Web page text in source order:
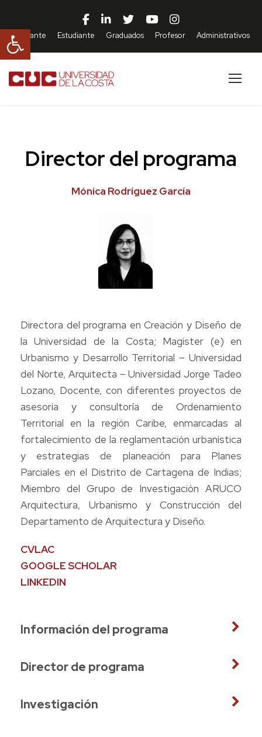
Abrir barra de herramientas
Aspirante Estudiante Graduados Profesor Administrativos
Director del programa
Mónica Rodríguez García
Directora del programa en Creación y Diseño de
la Universidad de la Costa; Magíster (e) en
Urbanismo y Desarrollo Territorial – Universidad
del Norte, Arquitecta – Universidad Jorge Tadeo
Lozano, Docente, con diferentes proyectos de
asesoría y consultoría de Ordenamiento
Territorial en la región Caribe, enmarcadas al
fortalecimiento de la reglamentación urbanística
y estrategias de planeación para Planes
Parciales en el Distrito de Cartagena de Indias;
Miembro del Grupo de Investigación ARUCO
Arquitectura, Urbanismo y Construcción del
Departamento de Arquitectura y Diseño.
CVLAC
GOOGLE SCHOLAR
LINKEDIN
Información del programa
Director de programa
Investigación